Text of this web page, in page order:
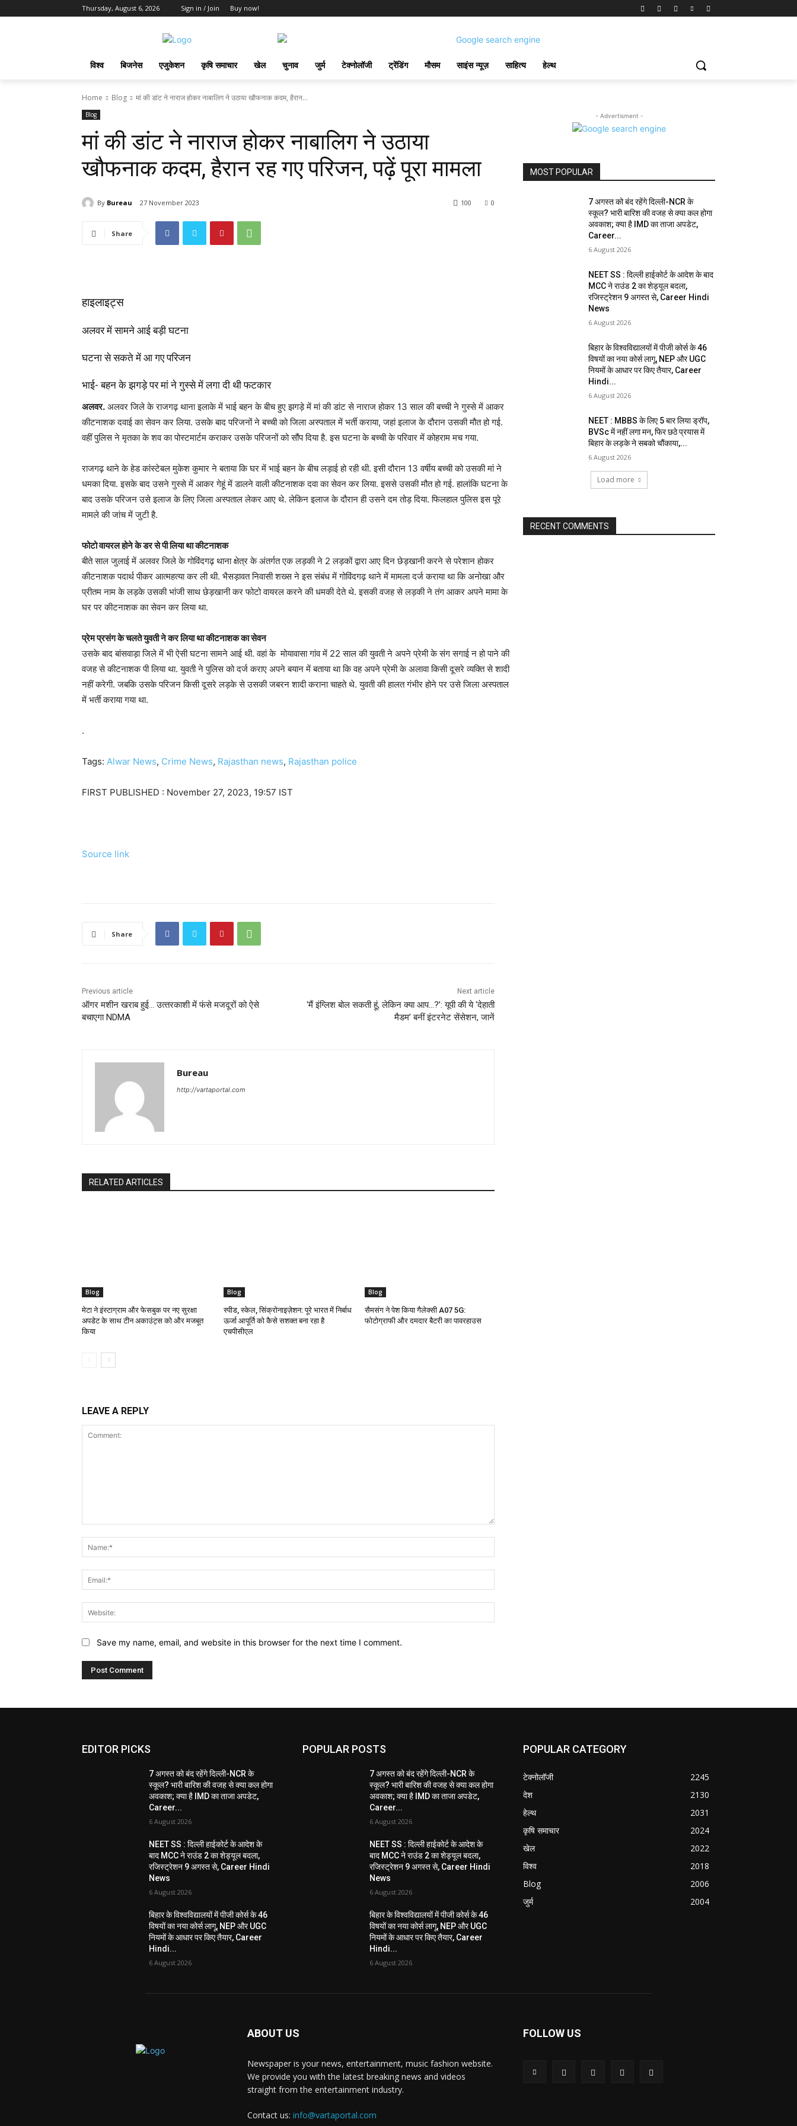
Thursday, August 6, 2026 Sign in / Join Buy now!
विश्व बिजनेस एजुकेशन कृषि समाचार खेल चुनाव जुर्म टेक्नोलॉजी ट्रेंडिंग मौसम साइंस न्यूज़ साहित्य हेल्थ
Home Blog मां की डांट ने नाराज होकर नाबालिग ने उठाया खौफनाक कदम, हैरान...
Blog
मां की डांट ने नाराज होकर नाबालिग ने उठाया
खौफनाक कदम, हैरान रह गए परिजन, पढ़ें पूरा मामला
By Bureau 27 November 2023 0
100
Share
हाइलाइट्स
अलवर में सामने आई बड़ी घटना
घटना से सकते में आ गए परिजन
भाई- बहन के झगड़े पर मां ने गुस्से में लगा दी थी फटकार
अलवर. अलवर जिले के राजगढ़ थाना इलाके में भाई बहन के बीच हुए झगड़े में मां की डांट से नाराज होकर 13 साल की बच्ची ने गुस्से में आकर
कीटनाशक दवाई का सेवन कर लिया. उसके बाद परिजनों ने बच्ची को जिला अस्पताल में भर्ती कराया, जहां इलाज के दौरान उसकी मौत हो गई.
वहीं पुलिस ने मृतका के शव का पोस्टमार्टम कराकर उसके परिजनों को सौंप दिया है. इस घटना के बच्ची के परिवार में कोहराम मच गया.
राजगढ़ थाने के हेड कांस्टेबल मुकेश कुमार ने बताया कि घर में भाई बहन के बीच लड़ाई हो रही थी. इसी दौरान 13 वर्षीय बच्ची को उसकी मां ने
धमका दिया. इसके बाद उसने गुस्से में आकर गेहूं में डालने वाली कीटनाशक दवा का सेवन कर लिया. इससे उसकी मौत हो गई. हालांकि घटना के
बाद उसके परिजन उसे इलाज के लिए जिला अस्पताल लेकर आए थे. लेकिन इलाज के दौरान ही उसने दम तोड़ दिया. फिलहाल पुलिस इस पूरे
मामले की जांच में जुटी है.
फोटो वायरल होने के डर से पी लिया था कीटनाशक
बीते साल जुलाई में अलवर जिले के गोविंदगढ़ थाना क्षेत्र के अंतर्गत एक लड़की ने 2 लड़कों द्वारा आए दिन छेड़खानी करने से परेशान होकर
कीटनाशक पदार्थ पीकर आत्महत्या कर ली थी. भैसड़ावत निवासी शख्स ने इस संबंध में गोविंदगढ़ थाने में मामला दर्ज कराया था कि अनोखा और
प्रीतम नाम के लड़के उसकी भांजी साथ छेड़खानी कर फोटो वायरल करने की धमकी देते थे. इसकी वजह से लड़की ने तंग आकर अपने मामा के
घर पर कीटनाशक का सेवन कर लिया था.
प्रेम प्रसंग के चलते युवती ने कर लिया था कीटनाशक का सेवन
उसके बाद बांसवाड़ा जिले में भी ऐसी घटना सामने आई थी. वहां के मोयावासा गांव में 22 साल की युवती ने अपने प्रेमी के संग सगाई न हो पाने की
वजह से कीटनाशक पी लिया था. युवती ने पुलिस को दर्ज कराए अपने बयान में बताया था कि वह अपने प्रेमी के अलावा किसी दूसरे व्यक्ति से शादी
नहीं करेगी. जबकि उसके परिजन किसी दूसरे लड़के से उसकी जबरन शादी कराना चाहते थे. युवती की हालत गंभीर होने पर उसे जिला अस्पताल
में भर्ती कराया गया था.
.
Tags: Alwar News, Crime News, Rajasthan news, Rajasthan police
FIRST PUBLISHED : November 27, 2023, 19:57 IST
Source link
Share
Previous article
ऑगर मशीन खराब हुई… उत्‍तरकाशी में फंसे मजदूरों को ऐसे
बचाएगा NDMA
Next article
‘मैं इंग्लिश बोल सकती हूं, लेकिन क्या आप…?’: यूपी की ये ‘देहाती
मैडम’ बनीं इंटरनेट सेंसेशन, जानें
Bureau
http://vartaportal.com
RELATED ARTICLES
Blog
मेटा ने इंस्टाग्राम और फेसबुक पर नए सुरक्षा
अपडेट के साथ टीन अकाउंट्स को और मजबूत
किया
Blog
स्पीड, स्केल, सिंक्रोनाइज़ेशन: पूरे भारत में निर्बाध
ऊर्जा आपूर्ति को कैसे सशक्त बना रहा है
एचपीसीएल
Blog
सैमसंग ने पेश किया गैलेक्सी A07 5G:
फोटोग्राफी और दमदार बैटरी का पावरहाउस
LEAVE A REPLY
Save my name, email, and website in this browser for the next time I comment.
- Advertisment -
MOST POPULAR
7 अगस्त को बंद रहेंगे दिल्ली-NCR के
स्कूल? भारी बारिश की वजह से क्या कल होगा
अवकाश; क्या है IMD का ताजा अपडेट,
Career...
6 August 2026
NEET SS : दिल्ली हाईकोर्ट के आदेश के बाद
MCC ने राउंड 2 का शेड्यूल बदला,
रजिस्ट्रेशन 9 अगस्त से, Career Hindi
News
6 August 2026
बिहार के विश्वविद्यालयों में पीजी कोर्स के 46
विषयों का नया कोर्स लागू, NEP और UGC
नियमों के आधार पर किए तैयार, Career
Hindi...
6 August 2026
NEET : MBBS के लिए 5 बार लिया ड्रॉप,
BVSc में नहीं लगा मन, फिर छठे प्रयास में
बिहार के लड़के ने सबको चौंकाया,...
6 August 2026
Load more
RECENT COMMENTS
EDITOR PICKS
7 अगस्त को बंद रहेंगे दिल्ली-NCR के
स्कूल? भारी बारिश की वजह से क्या कल होगा
अवकाश; क्या है IMD का ताजा अपडेट,
Career...
6 August 2026
NEET SS : दिल्ली हाईकोर्ट के आदेश के
बाद MCC ने राउंड 2 का शेड्यूल बदला,
रजिस्ट्रेशन 9 अगस्त से, Career Hindi
News
6 August 2026
बिहार के विश्वविद्यालयों में पीजी कोर्स के 46
विषयों का नया कोर्स लागू, NEP और UGC
नियमों के आधार पर किए तैयार, Career
Hindi...
6 August 2026
POPULAR POSTS
7 अगस्त को बंद रहेंगे दिल्ली-NCR के
स्कूल? भारी बारिश की वजह से क्या कल होगा
अवकाश; क्या है IMD का ताजा अपडेट,
Career...
6 August 2026
NEET SS : दिल्ली हाईकोर्ट के आदेश के
बाद MCC ने राउंड 2 का शेड्यूल बदला,
रजिस्ट्रेशन 9 अगस्त से, Career Hindi
News
6 August 2026
बिहार के विश्वविद्यालयों में पीजी कोर्स के 46
विषयों का नया कोर्स लागू, NEP और UGC
नियमों के आधार पर किए तैयार, Career
Hindi...
6 August 2026
POPULAR CATEGORY
टेक्नोलॉजी
2245
देश
2130
हेल्थ
2031
कृषि समाचार
2024
खेल
2022
विश्व
2018
Blog
2006
जुर्म
2004
ABOUT US
Newspaper is your news, entertainment, music fashion website.
We provide you with the latest breaking news and videos
straight from the entertainment industry.
Contact us: info@vartaportal.com
FOLLOW US